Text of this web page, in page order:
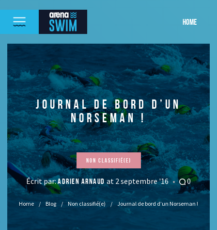
HOME
JOURNAL DE BORD D’UN
NORSEMAN !
Non classifié(e)
Écrit par:ADRIEN ARNAUDat 2 septembre '16 0
Home Blog Non classifié(e) Journal de bord d’un Norseman !